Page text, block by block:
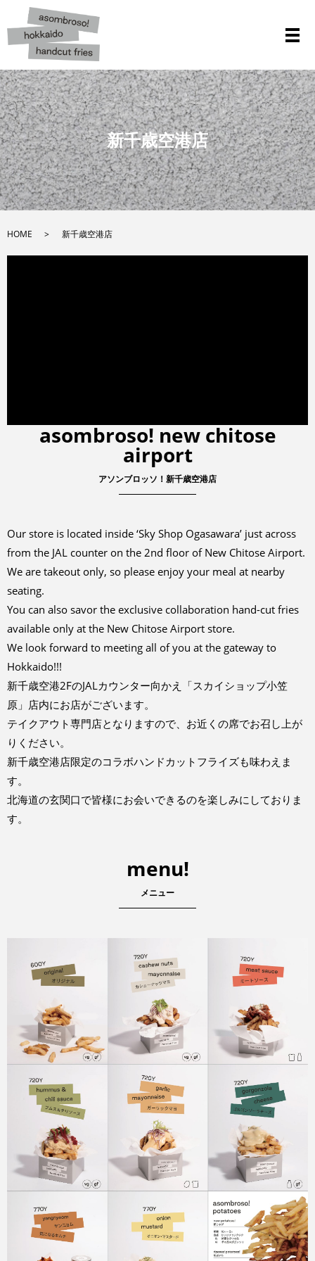
メ
新千歳空港店
HOME 新千歳空港店
asombroso! new chitose
airport
アソンブロッソ！新千歳空港店
Our store is located inside ‘Sky Shop Ogasawara’ just across
from the JAL counter on the 2nd floor of New Chitose Airport.
We are takeout only, so please enjoy your meal at nearby
seating.
You can also savor the exclusive collaboration hand-cut fries
available only at the New Chitose Airport store.
We look forward to meeting all of you at the gateway to
Hokkaido!!!
新千歳空港2FのJALカウンター向かえ「スカイショップ小笠
原」店内にお店がございます。
テイクアウト専門店となりますので、お近くの席でお召し上が
りください。
新千歳空港店限定のコラボハンドカットフライズも味わえま
す。
北海道の玄関口で皆様にお会いできるのを楽しみにしておりま
す。
menu!
メニュー